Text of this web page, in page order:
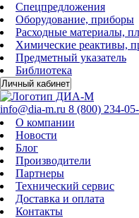
Спецпредложения
Оборудование, приборы
Расходные материалы,
Химические реактивы,
Предметный указатель
Библиотека
Личный кабинет
info@dia-m.ru 8 (800) 234-
О компании
Новости
Блог
Производители
Партнеры
Технический сервис
Доставка и оплата
Контакты